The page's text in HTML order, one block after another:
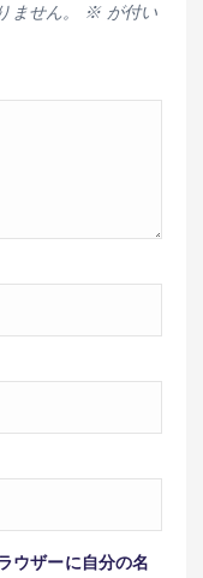
せん。 ※が付い
ウザーに自分の名